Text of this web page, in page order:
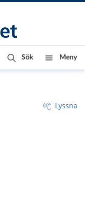
Sök Meny
Lyssna